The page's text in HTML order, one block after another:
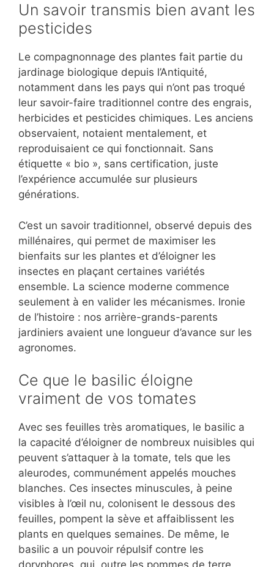
Un savoir transmis bien avant les
pesticides
Le compagnonnage des plantes fait partie du
jardinage biologique depuis l’Antiquité,
notamment dans les pays qui n’ont pas troqué
leur savoir-faire traditionnel contre des engrais,
herbicides et pesticides chimiques. Les anciens
observaient, notaient mentalement, et
reproduisaient ce qui fonctionnait. Sans
étiquette « bio », sans certification, juste
l’expérience accumulée sur plusieurs
générations.
C’est un savoir traditionnel, observé depuis des
millénaires, qui permet de maximiser les
bienfaits sur les plantes et d’éloigner les
insectes en plaçant certaines variétés
ensemble. La science moderne commence
seulement à en valider les mécanismes. Ironie
de l’histoire : nos arrière-grands-parents
jardiniers avaient une longueur d’avance sur les
agronomes.
Ce que le basilic éloigne
vraiment de vos tomates
Avec ses feuilles très aromatiques, le basilic a
la capacité d’éloigner de nombreux nuisibles qui
peuvent s’attaquer à la tomate, tels que les
aleurodes, communément appelés mouches
blanches. Ces insectes minuscules, à peine
visibles à l’œil nu, colonisent le dessous des
feuilles, pompent la sève et affaiblissent les
plants en quelques semaines. De même, le
basilic a un pouvoir répulsif contre les